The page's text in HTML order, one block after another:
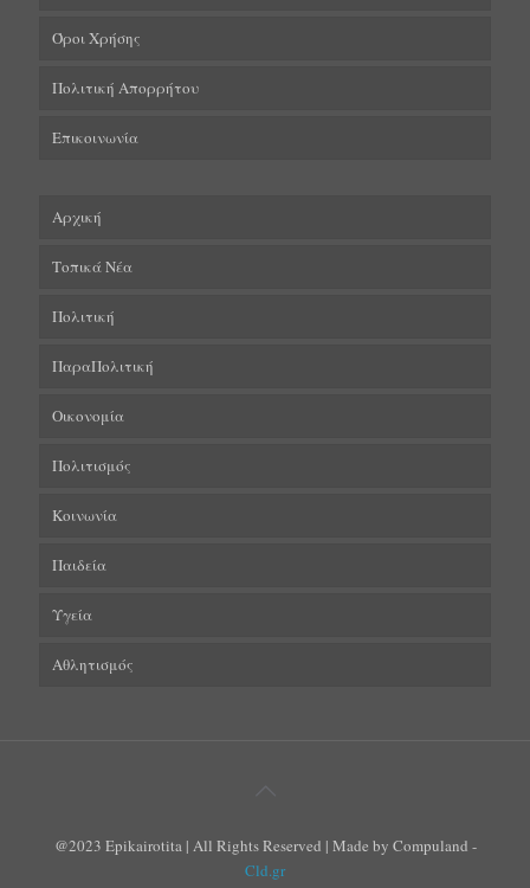
Όροι Χρήσης
Πολιτική Απορρήτου
Επικοινωνία
Αρχική
Τοπικά Νέα
Πολιτική
ΠαραΠολιτική
Οικονομία
Πολιτισμός
Κοινωνία
Παιδεία
Υγεία
Αθλητισμός
@2023 Epikairotita | All Rights Reserved | Made by Compuland -
Cld.gr